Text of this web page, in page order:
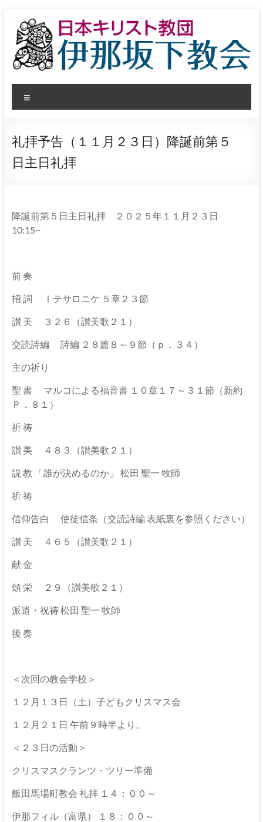
ス
ッ
日
本
キ
リ
教
伊
那
坂
下
教
会
イ
ス・
リ
ス
の
父
な
る
ニ
ー
礼拝予告（１１月２３日）降誕前第５
日主日礼拝
降誕前第５日主日礼拝 ２０２５年１１月２３日
10:15~
前 奏
招 詞 Ⅰテサロニケ ５章２３節
讃 美 ３２６（讃美歌２１）
交読詩編 詩編 ２８篇８～９節（ｐ．３４）
主の祈り
聖 書 マルコによる福音書 １０章１７～３１節（新約
Ｐ．８１）
祈 祷
讃 美 ４８３（讃美歌２１）
説 教 「誰が決めるのか」 松田 聖一 牧師
祈 祷
信仰告白 使徒信条（交読詩編 表紙裏を参照ください）
讃 美 ４６５（讃美歌２１）
献 金
頌 栄 ２９（讃美歌２１）
派遣・祝祷 松田 聖一 牧師
後 奏
＜次回の教会学校＞
１２月１３日（土）子どもクリスマス会
１２月２１日 午前９時半より。
＜２３日の活動＞
クリスマスクランツ・ツリー準備
飯田馬場町教会 礼拝 １４：００～
伊那フィル（富県） １８：００～